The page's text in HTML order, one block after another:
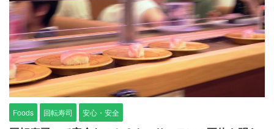
Foods 回転寿司 安心・安全